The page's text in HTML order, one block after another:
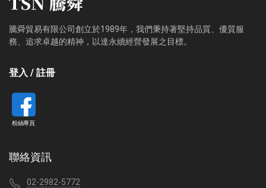
騰舜貿易有限公司創立於1989年，我們秉持著堅持品質、優質服
務、追求卓越的精神，以達永續經營發展之目標。
登入 / 註冊
粉絲專頁
聯絡資訊
02-2982-5772